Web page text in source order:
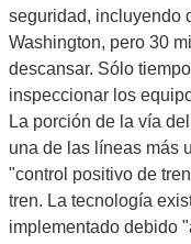
seguridad, incluyendo
Washington, pero 30
descansar. Sólo
inspeccionar los
La porción de la vía
una de las líneas más
"control positivo de
tren. La tecnología
implementado debido